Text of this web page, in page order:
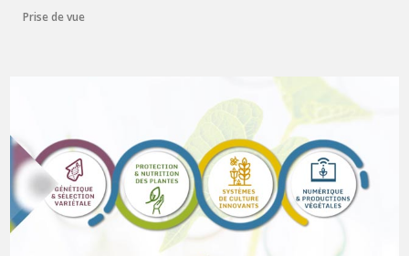
Prise de vue